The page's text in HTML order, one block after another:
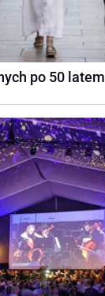
po 50 latem